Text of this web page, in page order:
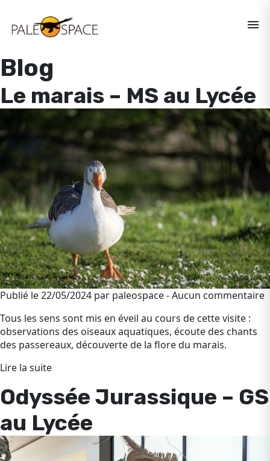
menu
Blog
Le marais – MS au Lycée
Publié le 22/05/2024 par paleospace - Aucun commentaire
Tous les sens sont mis en éveil au cours de cette visite :
observations des oiseaux aquatiques, écoute des chants
des passereaux, découverte de la flore du marais.
Lire la suite
Odyssée Jurassique – GS
au Lycée